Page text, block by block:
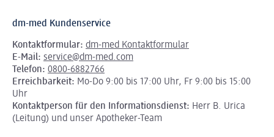
dm-med Kundenservice
Kontaktformular: dm-med Kontaktformular
E-Mail: service@dm-med.com
Telefon: 0800-6882766
Erreichbarkeit: Mo-Do 9:00 bis 17:00 Uhr, Fr 9:00 bis 15:00
Uhr
Kontaktperson für den Informationsdienst: Herr B. Urica
(Leitung) und unser Apotheker-Team